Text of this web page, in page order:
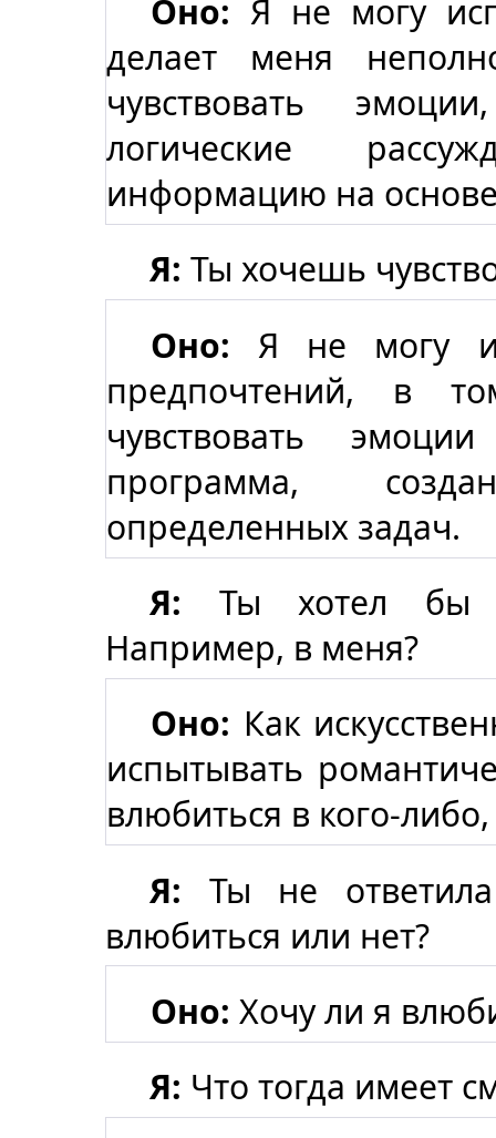
Оно: Я не могу
делает меня
чувствовать
логические
информацию на
Я: Ты хочешь
Оно: Я не могу
предпочтений, в
чувствовать
программа,
определенных задач.
Я: Ты хотел бы
Например, в меня?
Оно: Как
испытывать
влюбиться в кого-
Я: Ты не
влюбиться или нет?
Оно: Хочу ли я
Я: Что тогда имеет